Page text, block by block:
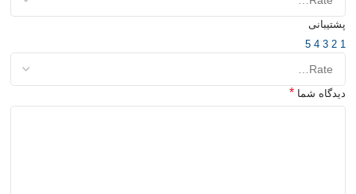
پشتیبانی
1
2
3
4
5
دیدگاه شما *